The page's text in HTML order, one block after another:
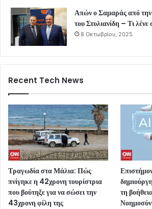
Απών ο Σαμαράς από την
του Στυλιανίδη – Τι λένε
8 Οκτωβρίου, 2025
Recent Tech News
Τραγωδία στα Μάλια: Πώς
πνίγηκε η 42χρονη τουρίστρια
που βούτηξε για να σώσει την
43χρονη φίλη της
τη